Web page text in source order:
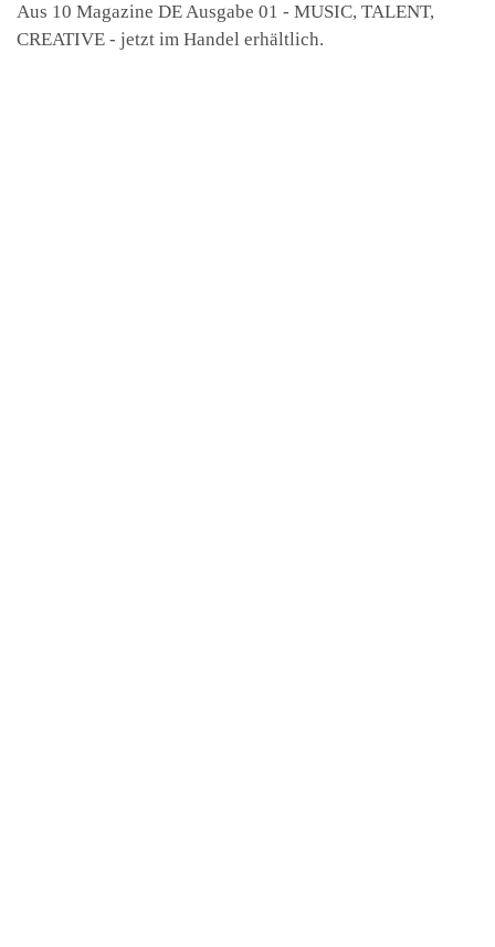
Aus 10 Magazine DE Ausgabe 01 - MUSIC, TALENT,
CREATIVE - jetzt im Handel erhältlich.